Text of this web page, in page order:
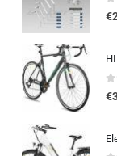
0
€
0
€